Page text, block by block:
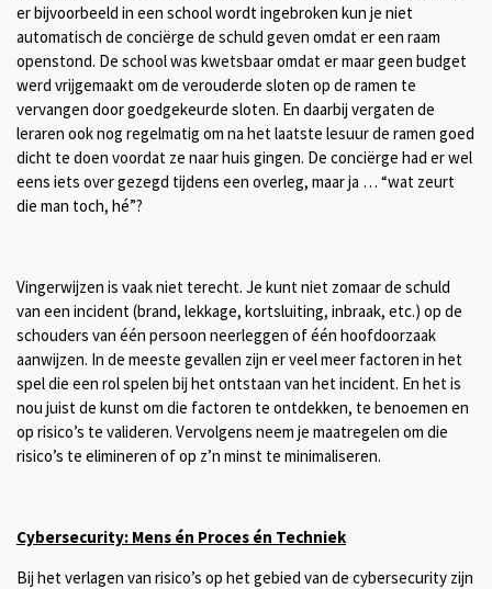
er bijvoorbeeld in een school wordt ingebroken kun je niet
automatisch de conciërge de schuld geven omdat er een raam
openstond. De school was kwetsbaar omdat er maar geen budget
werd vrijgemaakt om de verouderde sloten op de ramen te
vervangen door goedgekeurde sloten. En daarbij vergaten de
leraren ook nog regelmatig om na het laatste lesuur de ramen goed
dicht te doen voordat ze naar huis gingen. De conciërge had er wel
eens iets over gezegd tijdens een overleg, maar ja … “wat zeurt
die man toch, hé”?
Vingerwijzen is vaak niet terecht. Je kunt niet zomaar de schuld
van een incident (brand, lekkage, kortsluiting, inbraak, etc.) op de
schouders van één persoon neerleggen of één hoofdoorzaak
aanwijzen. In de meeste gevallen zijn er veel meer factoren in het
spel die een rol spelen bij het ontstaan van het incident. En het is
nou juist de kunst om die factoren te ontdekken, te benoemen en
op risico’s te valideren. Vervolgens neem je maatregelen om die
risico’s te elimineren of op z’n minst te minimaliseren.
Cybersecurity: Mens én Proces én Techniek
Bij het verlagen van risico’s op het gebied van de cybersecurity zijn